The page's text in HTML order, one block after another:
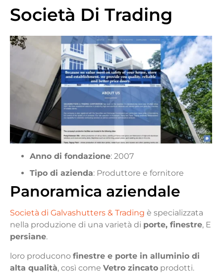
Società Di Trading
Anno di fondazione: 2007
Tipo di azienda: Produttore e fornitore
Panoramica aziendale
Società di Galvashutters & Trading è specializzata
nella produzione di una varietà di porte, finestre, E
persiane.
loro producono finestre e porte in alluminio di
alta qualità, così come Vetro zincato prodotti.